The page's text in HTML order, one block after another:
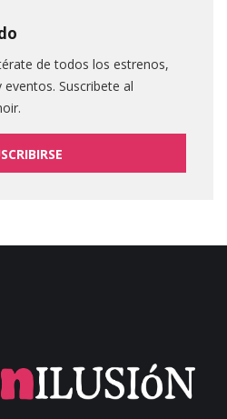
de todos los estrenos,
Suscribete al